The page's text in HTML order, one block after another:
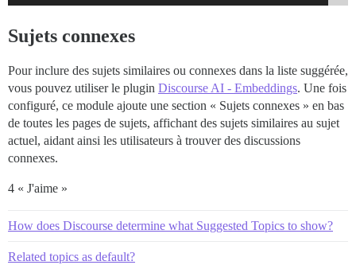
Sujets connexes
Pour inclure des sujets similaires ou connexes dans la liste suggérée,
vous pouvez utiliser le plugin Discourse AI - Embeddings. Une fois
configuré, ce module ajoute une section « Sujets connexes » en bas
de toutes les pages de sujets, affichant des sujets similaires au sujet
actuel, aidant ainsi les utilisateurs à trouver des discussions
connexes.
4 « J'aime »
How does Discourse determine what Suggested Topics to show?
Related topics as default?